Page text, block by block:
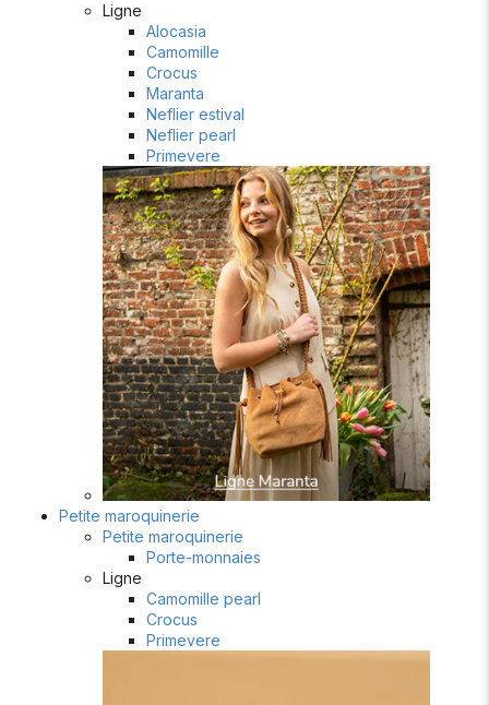
Ligne
Alocasia
Camomille
Crocus
Maranta
Neflier estival
Neflier pearl
Primevere
Petite maroquinerie
Petite maroquinerie
Porte-monnaies
Ligne
Camomille pearl
Crocus
Primevere